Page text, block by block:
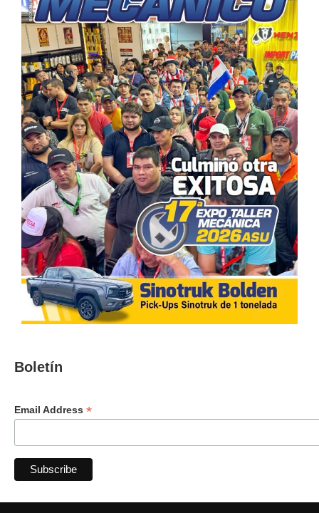
Boletín
Email Address *